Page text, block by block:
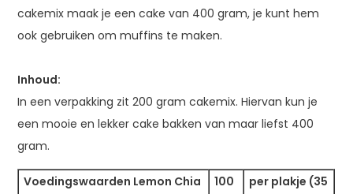
cakemix maak je een cake van 400 gram, je kunt hem
ook gebruiken om muffins te maken.
Inhoud:
In een verpakking zit 200 gram cakemix. Hiervan kun je
een mooie en lekker cake bakken van maar liefst 400
gram.
Voedingswaarden Lemon Chia
100
per plakje (35